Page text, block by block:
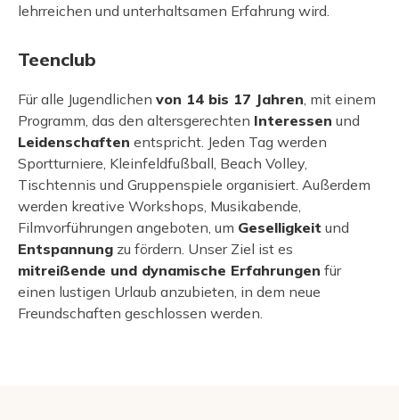
lehrreichen und unterhaltsamen Erfahrung wird.
Teenclub
Für alle Jugendlichen von 14 bis 17 Jahren , mit einem
Programm, das den altersgerechten Interessen und
Leidenschaften entspricht. Jeden Tag werden
Sportturniere, Kleinfeldfußball, Beach Volley,
Tischtennis und Gruppenspiele organisiert. Außerdem
werden kreative Workshops, Musikabende,
Filmvorführungen angeboten, um Geselligkeit und
Entspannung zu fördern. Unser Ziel ist es
mitreißende und dynamische Erfahrungen für
einen lustigen Urlaub anzubieten, in dem neue
Freundschaften geschlossen werden.